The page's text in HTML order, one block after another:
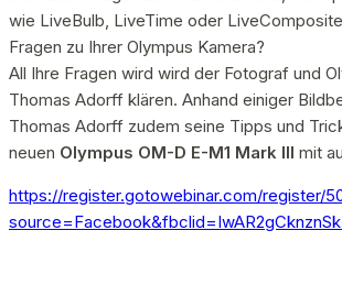
wie LiveBulb, LiveTime oder
Fragen zu Ihrer Olympus Kamera?
All Ihre Fragen wird wird der Fotograf und
Thomas Adorff klären. Anhand einiger
Thomas Adorff zudem seine Tipps und
neuen Olympus OM-D E-M1 Mark III mit
https://register.gotowebinar.com/register/